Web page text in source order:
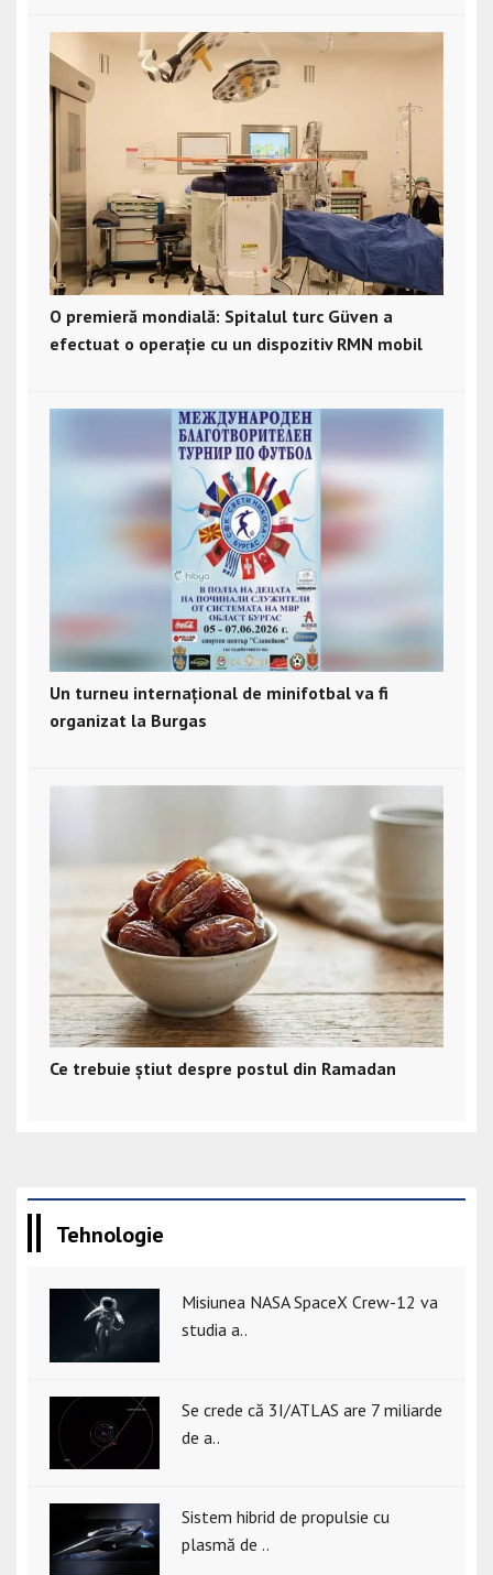
O premieră mondială: Spitalul turc Güven a
efectuat o operație cu un dispozitiv RMN mobil
Un turneu internațional de minifotbal va fi
organizat la Burgas
Ce trebuie știut despre postul din Ramadan
Tehnologie
Misiunea NASA SpaceX Crew-12 va
studia a..
Se crede că 3I/ATLAS are 7 miliarde
de a..
Sistem hibrid de propulsie cu
plasmă de ..